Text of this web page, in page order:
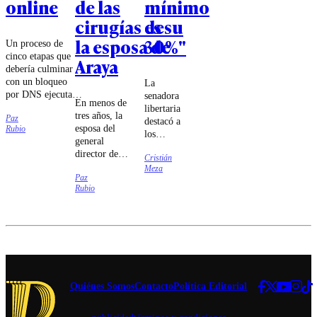
online
Un proceso de
cinco etapas que
debería culminar
con un bloqueo
por DNS ejecutado
por las compañías
de
telecomunicaciones
Paz
Rubio
de las
cirugías de
la esposa de
Araya
En menos de
tres años, la
esposa del
general
director de
se sometió a
cuatro
duda.
Paz
Rubio
mínimo
es su
30%"
La
senadora
libertaria
destacó a
los
Jorge
Quiroz e
la batalla
Cristián
Meza
Quiénes SomosContactoPolítica Editorial